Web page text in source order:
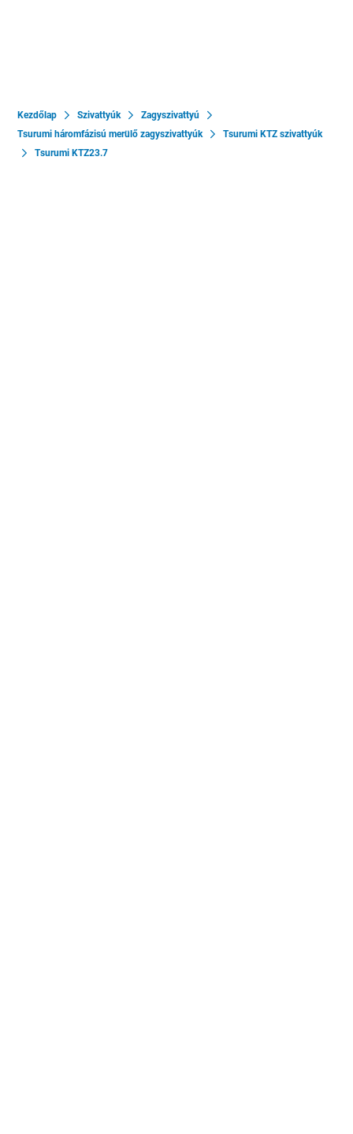
Kezdőlap Szivattyúk
Zagyszivattyú
Tsurumi háromfázisú merülő zagyszivattyúk
Tsurumi KTZ szivattyúk
Tsurumi KTZ23.7